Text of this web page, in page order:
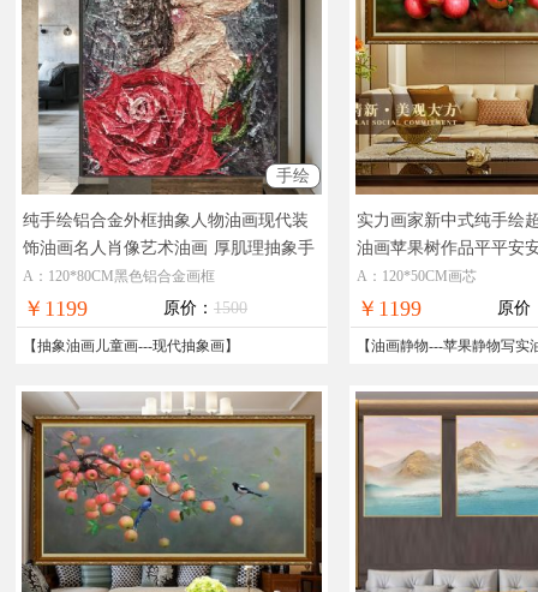
手绘
纯手绘铝合金外框抽象人物油画现代装
饰油画名人肖像艺术油画 厚肌理抽象手
法原创艺术人物油画
A：120*80CM黑色铝合金画框
￥1199 原价： 1500
【抽象油画儿童画---现代抽象画】
实力画家新中式纯手绘
油画苹果树作品平平安
画框 适合现代风格客厅
A：120*50CM画芯
￥1199 原价
【油画静物---苹果静物写实